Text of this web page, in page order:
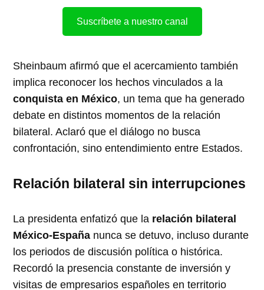
Suscríbete a nuestro canal
Sheinbaum afirmó que el acercamiento también
implica reconocer los hechos vinculados a la
conquista en México, un tema que ha generado
debate en distintos momentos de la relación
bilateral. Aclaró que el diálogo no busca
confrontación, sino entendimiento entre Estados.
Relación bilateral sin interrupciones
La presidenta enfatizó que la relación bilateral
México-España nunca se detuvo, incluso durante
los periodos de discusión política o histórica.
Recordó la presencia constante de inversión y
visitas de empresarios españoles en territorio